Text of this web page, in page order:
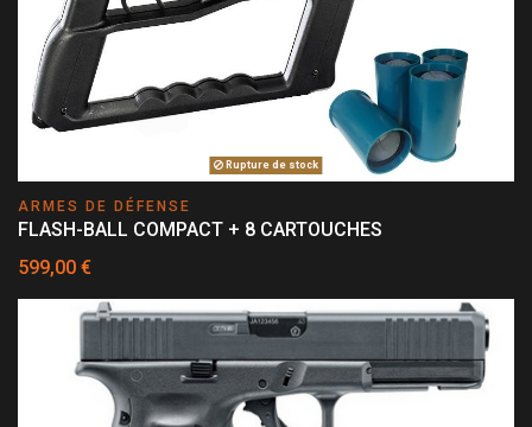
Rupture de stock
ARMES DE DÉFENSE
FLASH-BALL COMPACT + 8 CARTOUCHES
599,00 €